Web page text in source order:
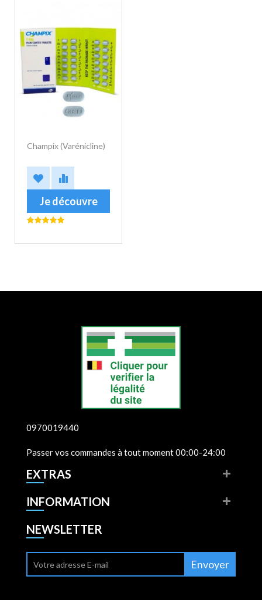
Champix (Varénicline)
Je découvre
0970019440
Passer vos commandes à tout moment 00:00-24:00
EXTRAS
INFORMATION
NEWSLETTER
Envoyer